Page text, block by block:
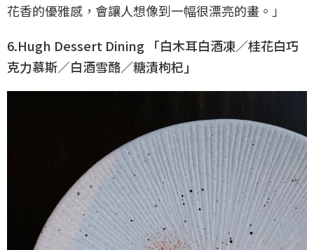
花香的優雅感，會讓人想像到一幅很漂亮的畫。」
6.Hugh Dessert Dining 「白木耳白酒凍∕桂花白巧
克力慕斯∕白酒雪酪∕糖漬枸杞」